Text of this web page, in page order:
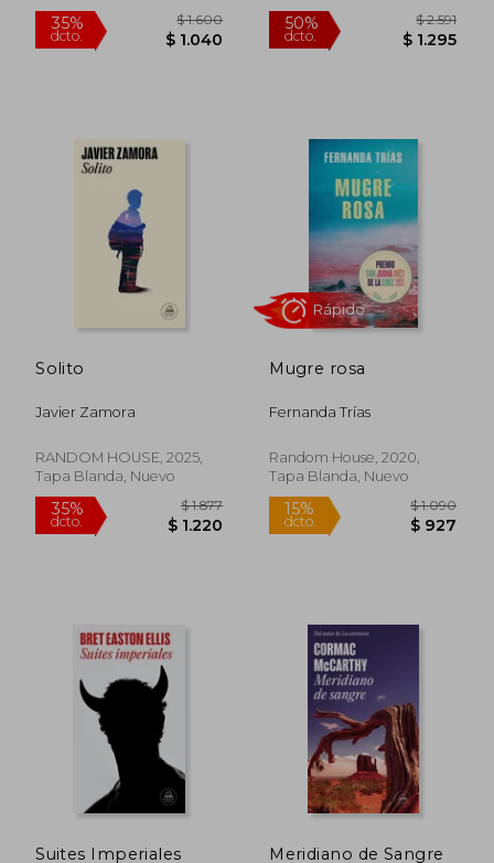
35% 50%
Solito
Javier Zamora
RANDOM HOUSE, 2025,
Tapa Blanda, Nuevo
Mugre rosa
Fernanda Trías
Random House, 2020,
Tapa Blanda, Nuevo
Rápido
Suites Imperiales Meridiano de Sangre